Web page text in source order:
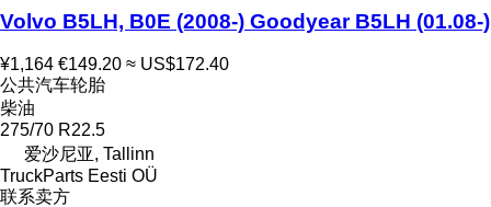
Volvo B5LH, B0E (2008-) Goodyear B5LH (01.08-)
¥1,164 €149.20 ≈ US$172.40
公共汽车轮胎
柴油
275/70 R22.5
爱沙尼亚, Tallinn
TruckParts Eesti OÜ
联系卖方